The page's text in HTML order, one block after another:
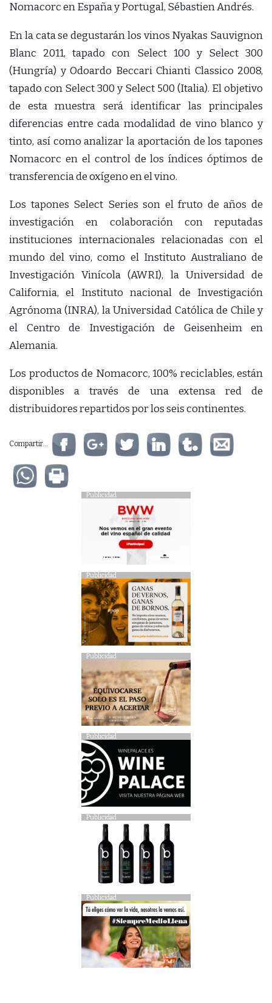
Nomacorc en España y Portugal, Sébastien Andrés.
En la cata se degustarán los vinos Nyakas Sauvignon
Blanc 2011, tapado con Select 100 y Select 300
(Hungría) y Odoardo Beccari Chianti Classico 2008,
tapado con Select 300 y Select 500 (Italia). El objetivo
de esta muestra será identificar las principales
diferencias entre cada modalidad de vino blanco y
tinto, así como analizar la aportación de los tapones
Nomacorc en el control de los índices óptimos de
transferencia de oxígeno en el vino.
Los tapones Select Series son el fruto de años de
investigación en colaboración con reputadas
instituciones internacionales relacionadas con el
mundo del vino, como el Instituto Australiano de
Investigación Vinícola (AWRI), la Universidad de
California, el Instituto nacional de Investigación
Agrónoma (INRA), la Universidad Católica de Chile y
el Centro de Investigación de Geisenheim en
Alemania.
Los productos de Nomacorc, 100% reciclables, están
disponibles a través de una extensa red de
distribuidores repartidos por los seis continentes.
Compartir...
Publicidad
Publicidad
Publicidad
Publicidad
Publicidad
Publicidad